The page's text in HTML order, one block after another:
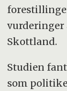
vurderinger
Skottland.
Studien
som